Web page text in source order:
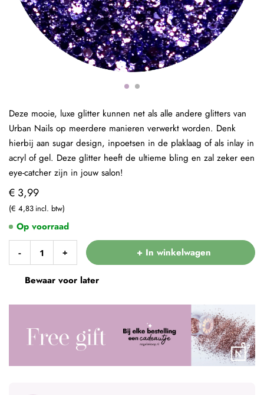
€ 3,99
€ 4,83
- + + In winkelwagen
Bewaar voor later
Op voorraad
Deze mooie, luxe glitter kunnen net als alle andere glitters van
Urban Nails op meerdere manieren verwerkt worden. Denk
hierbij aan sugar design, inpoetsen in de plaklaag of als inlay in
acryl of gel. Deze glitter heeft de ultieme bling en zal zeker een
eye-catcher zijn in jouw salon!